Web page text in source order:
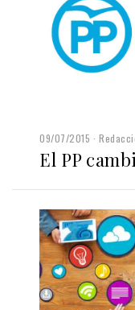
09/07/2015
El PP